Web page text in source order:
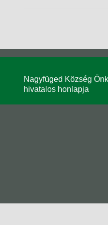
Nagyfüged Község
hivatalos honlapja